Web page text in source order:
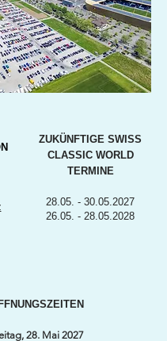
ZUKÜNFTIGE SWISS
CLASSIC WORLD
TERMINE
28.05. - 30.05.2027
26.05. - 28.05.2028
28. Mai 2027